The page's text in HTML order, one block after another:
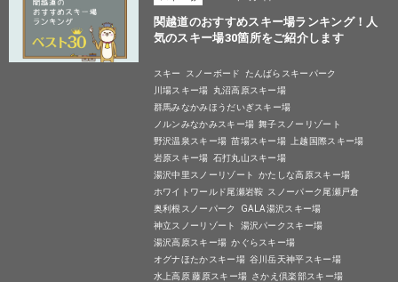
関越道のおすすめスキー場ランキング！人
気のスキー場30箇所をご紹介します
スキー スノーボード
たんばらスキーパーク
川場スキー場
丸沼高原スキー場
群馬みなかみほうだいぎスキー場
ノルンみなかみスキー場 舞子スノーリゾート
野沢温泉スキー場 苗場スキー場 上越国際スキー場
岩原スキー場 石打丸山スキー場
湯沢中里スノーリゾート
かたしな高原スキー場
ホワイトワールド尾瀬岩鞍 スノーパーク尾瀬戸倉
奥利根スノーパーク
GALA湯沢スキー場
神立スノーリゾート
湯沢パークスキー場
湯沢高原スキー場 かぐらスキー場
オグナほたかスキー場 谷川岳天神平スキー場
水上高原 藤原スキー場 さかえ倶楽部スキー場